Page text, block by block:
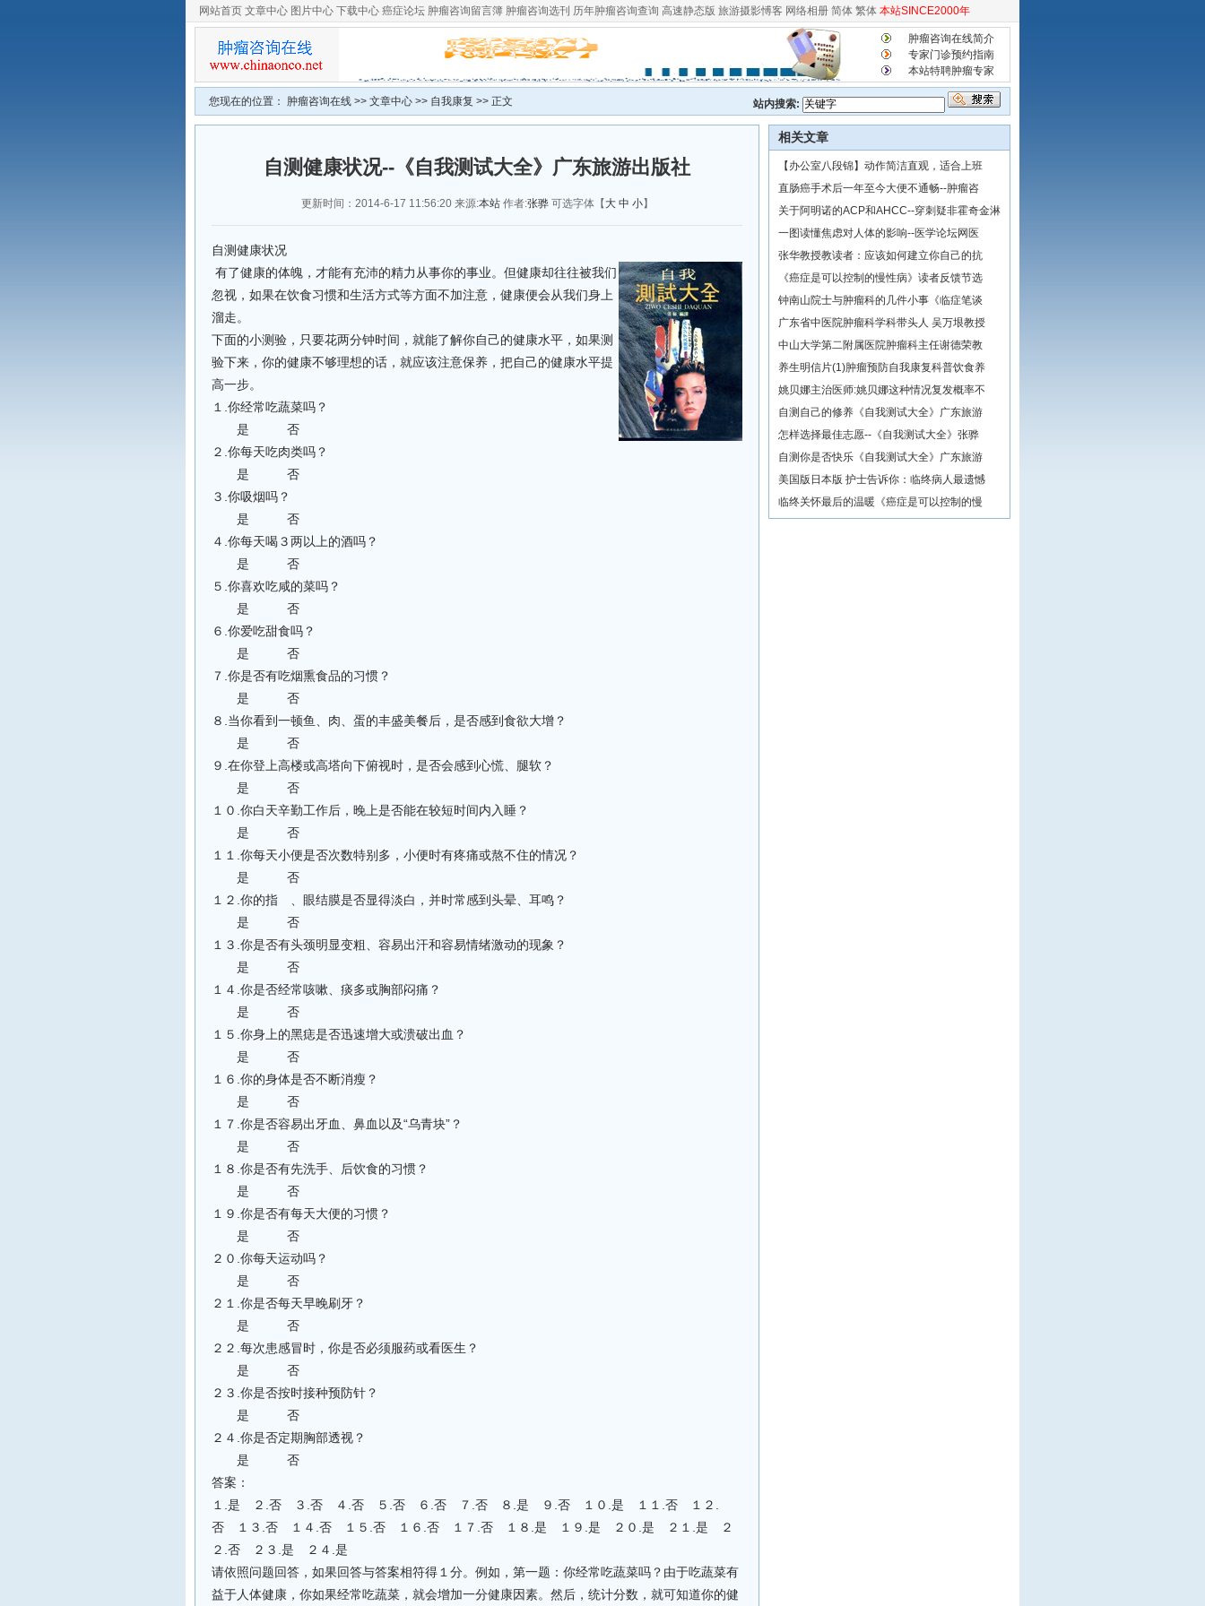
网站首页 文章中心 图片中心 下载中心 癌症论坛 肿瘤咨询留言簿 肿瘤咨询选刊 历年肿瘤咨询查询 高速静态版 旅游摄影愽客 网络相册 简体 繁体 本站SINCE2000年
肿瘤咨询在线简介
专家门诊预约指南
本站特聘肿瘤专家
站内搜索:
您现在的位置： 肿瘤咨询在线 >> 文章中心 >> 自我康复 >> 正文
自测健康状况--《自我测试大全》广东旅游出版社
更新时间：2014-6-17 11:56:20 来源:本站作者:张骅可选字体【 大 中 小】
自测健康状况
有了健康的体魄，才能有充沛的精力从事你的事业。但健康却往往被我们
忽视，如果在饮食习惯和生活方式等方面不加注意，健康便会从我们身上
溜走。
下面的小测验，只要花两分钟时间，就能了解你自己的健康水平，如果测
验下来，你的健康不够理想的话，就应该注意保养，把自己的健康水平提
高一步。
１.你经常吃蔬菜吗？
是 否
２.你每天吃肉类吗？
是 否
３.你吸烟吗？
是 否
４.你每天喝３两以上的酒吗？
是 否
５.你喜欢吃咸的菜吗？
是 否
６.你爱吃甜食吗？
是 否
７.你是否有吃烟熏食品的习惯？
是 否
８.当你看到一顿鱼、肉、蛋的丰盛美餐后，是否感到食欲大增？
是 否
９.在你登上高楼或高塔向下俯视时，是否会感到心慌、腿软？
是 否
１０.你白天辛勤工作后，晚上是否能在较短时间内入睡？
是 否
１１.你每天小便是否次数特别多，小便时有疼痛或熬不住的情况？
是 否
１２.你的指 、眼结膜是否显得淡白，并时常感到头晕、耳鸣？
是 否
１３.你是否有头颈明显变粗、容易出汗和容易情绪激动的现象？
是 否
１４.你是否经常咳嗽、痰多或胸部闷痛？
是 否
１５.你身上的黑痣是否迅速增大或溃破出血？
是 否
１６.你的身体是否不断消瘦？
是 否
１７.你是否容易出牙血、鼻血以及“乌青块”？
是 否
１８.你是否有先洗手、后饮食的习惯？
是 否
１９.你是否有每天大便的习惯？
是 否
２０.你每天运动吗？
是 否
２１.你是否每天早晚刷牙？
是 否
２２.每次患感冒时，你是否必须服药或看医生？
是 否
２３.你是否按时接种预防针？
是 否
２４.你是否定期胸部透视？
是 否
答案：
１.是 ２.否 ３.否 ４.否 ５.否 ６.否 ７.否 ８.是 ９.否 １０.是 １１.否 １２.
否 １３.否 １４.否 １５.否 １６.否 １７.否 １８.是 １９.是 ２０.是 ２１.是 ２
２.否 ２３.是 ２４.是
请依照问题回答，如果回答与答案相符得１分。例如，第一题：你经常吃蔬菜吗？由于吃蔬菜有
益于人体健康，你如果经常吃蔬菜，就会增加一分健康因素。然后，统计分数，就可知道你的健
相关文章
【办公室八段锦】动作简洁直观，适合上班
直肠癌手术后一年至今大便不通畅--肿瘤咨
关于阿明诺的ACP和AHCC--穿刺疑非霍奇金淋
一图读懂焦虑对人体的影响--医学论坛网医
张华教授教读者：应该如何建立你自己的抗
《癌症是可以控制的慢性病》读者反馈节选
钟南山院士与肿瘤科的几件小事《临症笔谈
广东省中医院肿瘤科学科带头人 吴万垠教授
中山大学第二附属医院肿瘤科主任谢德荣教
养生明信片(1)肿瘤预防自我康复科普饮食养
姚贝娜主治医师:姚贝娜这种情况复发概率不
自测自己的修养《自我测试大全》广东旅游
怎样选择最佳志愿--《自我测试大全》张骅
自测你是否快乐《自我测试大全》广东旅游
美国版日本版 护士告诉你：临终病人最遗憾
临终关怀最后的温暖《癌症是可以控制的慢